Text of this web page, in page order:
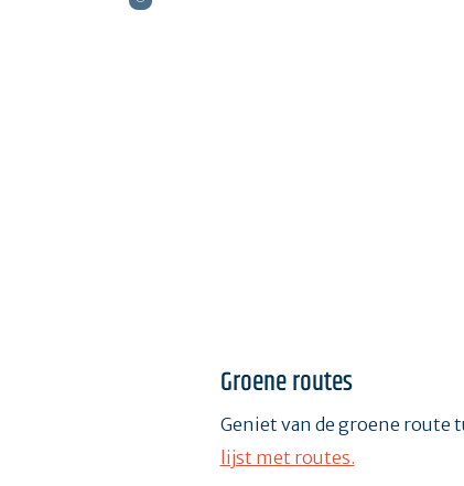
Groene routes
Geniet van de groene route
lijst met routes.